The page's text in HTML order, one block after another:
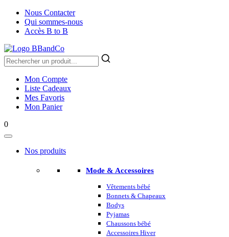
Nous Contacter
Qui sommes-nous
Accès B to B
Mon Compte
Liste Cadeaux
Mes Favoris
Mon Panier
0
Nos produits
Mode & Accessoires
Vêtements bébé
Bonnets & Chapeaux
Bodys
Pyjamas
Chaussons bébé
Accessoires Hiver